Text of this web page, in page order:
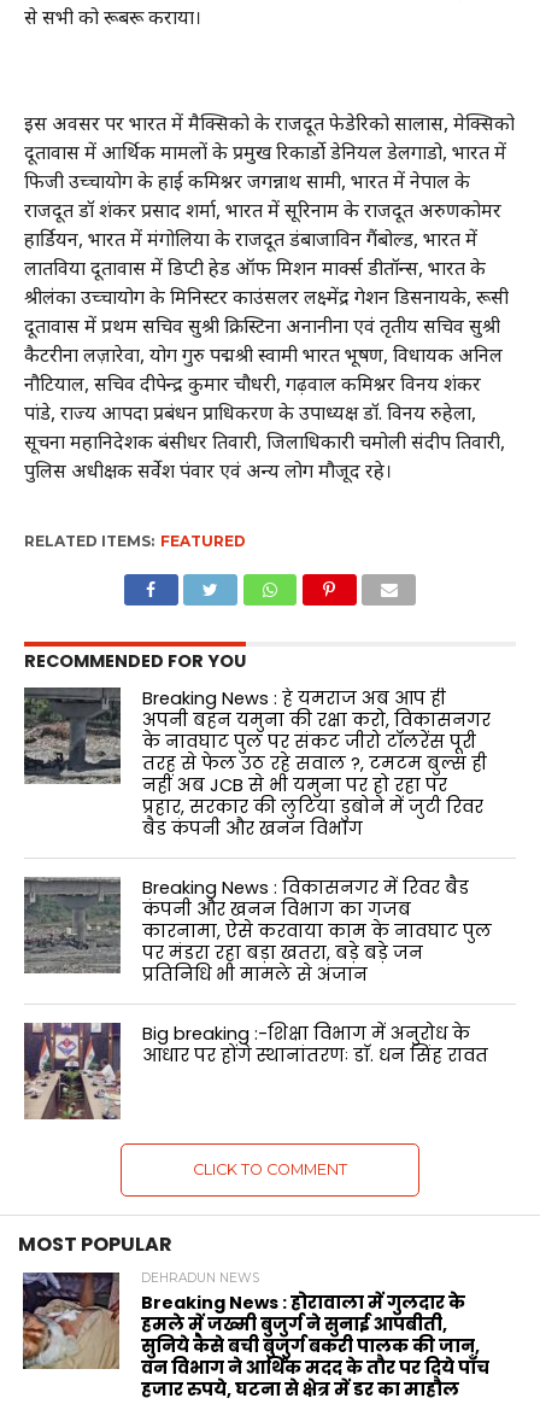
से सभी को रूबरू कराया।
इस अवसर पर भारत में मैक्सिको के राजदूत फेडेरिको सालास, मेक्सिको
दूतावास में आर्थिक मामलों के प्रमुख रिकार्डो डेनियल डेलगाडो, भारत में
फिजी उच्चायोग के हाई कमिश्नर जगन्नाथ सामी, भारत में नेपाल के
राजदूत डॉ शंकर प्रसाद शर्मा, भारत में सूरिनाम के राजदूत अरुणकोमर
हार्डियन, भारत में मंगोलिया के राजदूत डंबाजाविन गैंबोल्ड, भारत में
लातविया दूतावास में डिप्टी हेड ऑफ मिशन मार्क्स डीतॉन्स, भारत के
श्रीलंका उच्चायोग के मिनिस्टर काउंसलर लक्ष्मेंद्र गेशन डिसनायके, रूसी
दूतावास में प्रथम सचिव सुश्री क्रिस्टिना अनानीना एवं तृतीय सचिव सुश्री
कैटरीना लज़ारेवा, योग गुरु पद्मश्री स्वामी भारत भूषण, विधायक अनिल
नौटियाल, सचिव दीपेन्द्र कुमार चौधरी, गढ़वाल कमिश्नर विनय शंकर
पांडे, राज्य आपदा प्रबंधन प्राधिकरण के उपाध्यक्ष डॉ. विनय रुहेला,
सूचना महानिदेशक बंसीधर तिवारी, जिलाधिकारी चमोली संदीप तिवारी,
पुलिस अधीक्षक सर्वेश पंवार एवं अन्य लोग मौजूद रहे।
RELATED ITEMS: FEATURED
RECOMMENDED FOR YOU
Breaking News : हे यमराज अब आप ही
अपनी बहन यमुना की रक्षा करो, विकासनगर
के नावघाट पुल पर संकट जीरो टॉलरेंस पूरी
तरह से फेल उठ रहे सवाल ?, टमटम बुल्स ही
नहीं अब JCB से भी यमुना पर हो रहा पर
प्रहार, सरकार की लुटिया डुबोने में जुटी रिवर
बैड कंपनी और खनन विभाग
Breaking News : विकासनगर में रिवर बैड
कंपनी और खनन विभाग का गजब
कारनामा, ऐसे करवाया काम के नावघाट पुल
पर मंडरा रहा बड़ा खतरा, बड़े बड़े जन
प्रतिनिधि भी मामले से अंजान
Big breaking :-शिक्षा विभाग में अनुरोध के
आधार पर होंगे स्थानांतरणः डाॅ. धन सिंह रावत
CLICK TO COMMENT
MOST POPULAR
DEHRADUN NEWS
Breaking News : होरावाला में गुलदार के
हमले में जख्मी बुजुर्ग ने सुनाई आपबीती,
सुनिये कैसे बची बुजुर्ग बकरी पालक की जान,
वन विभाग ने आर्थिक मदद के‌ तौर पर दिये पाँच
हजार रुपये, घटना से क्षेत्र में डर का माहौल